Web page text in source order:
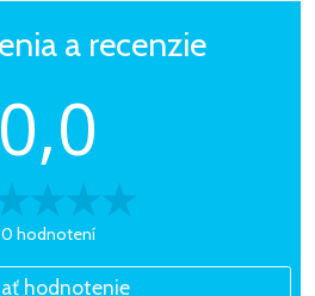
a recenzie
0,0
0 hodnotení